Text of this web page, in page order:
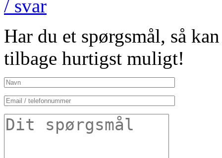
Har du et spørgsmål, så
tilbage hurtigst muligt!